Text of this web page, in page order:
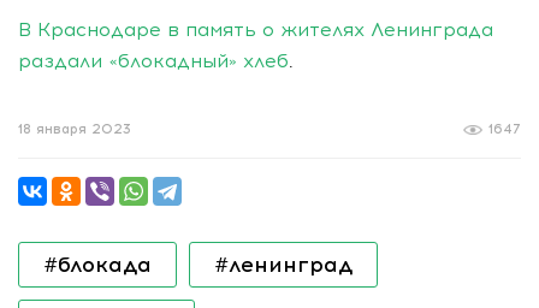
В Краснодаре в память о жителях Ленинграда
раздали «блокадный» хлеб.
1647
18 января 2023
#блокада #ленинград